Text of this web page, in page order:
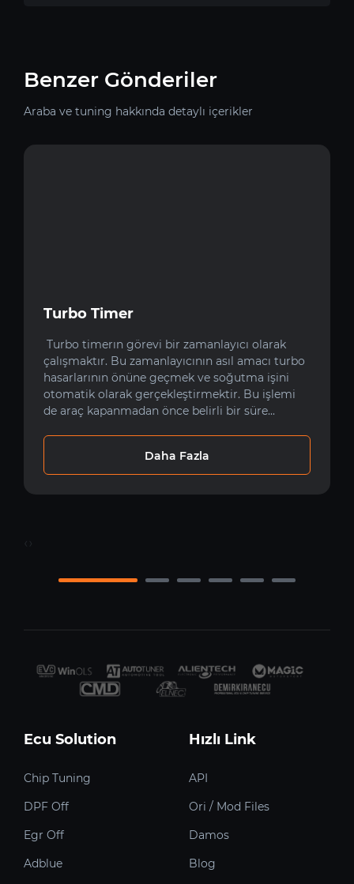
Benzer Gönderiler
Araba ve tuning hakkında detaylı içerikler
Turbo Timer
Turbo timerın görevi bir zamanlayıcı olarak
çalışmaktır. Bu zamanlayıcının asıl amacı turbo
hasarlarının önüne geçmek ve soğutma işini
otomatik olarak gerçekleştirmektir. Bu işlemi
de araç kapanmadan önce belirli bir süre...
Daha Fazla
‹
Ecu Solution
Chip Tuning
DPF Off
Egr Off
Adblue
Hızlı Link
API
Ori / Mod Files
Damos
Blog